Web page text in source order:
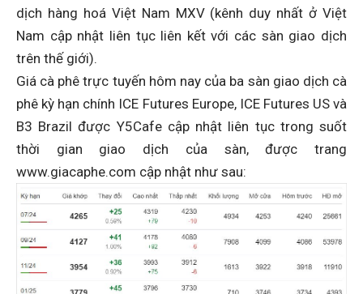
dịch hàng hoá Việt Nam MXV (kênh duy nhất ở Việt
Nam cập nhật liên tục liên kết với các sàn giao dịch
trên thế giới).
Giá cà phê trực tuyến hôm nay của ba sàn giao dịch cà
phê kỳ hạn chính ICE Futures Europe, ICE Futures US và
B3 Brazil được Y5Cafe cập nhật liên tục trong suốt
thời gian giao dịch của sàn, được trang
www.giacaphe.com cập nhật như sau: